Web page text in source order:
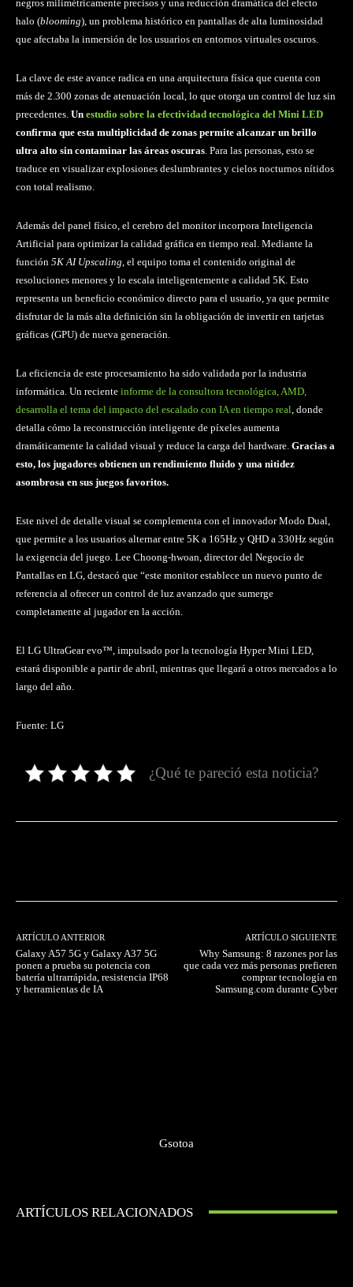
negros milimétricamente precisos y una reducción dramática del efecto
halo (blooming), un problema histórico en pantallas de alta luminosidad
que afectaba la inmersión de los usuarios en entornos virtuales oscuros.
La clave de este avance radica en una arquitectura física que cuenta con
más de 2.300 zonas de atenuación local, lo que otorga un control de luz sin
precedentes. Un estudio sobre la efectividad tecnológica del Mini LED
confirma que esta multiplicidad de zonas permite alcanzar un brillo
ultra alto sin contaminar las áreas oscuras . Para las personas, esto se
traduce en visualizar explosiones deslumbrantes y cielos nocturnos nítidos
con total realismo.
Además del panel físico, el cerebro del monitor incorpora Inteligencia
Artificial para optimizar la calidad gráfica en tiempo real. Mediante la
función 5K AI Upscaling , el equipo toma el contenido original de
resoluciones menores y lo escala inteligentemente a calidad 5K. Esto
representa un beneficio económico directo para el usuario, ya que permite
disfrutar de la más alta definición sin la obligación de invertir en tarjetas
gráficas (GPU) de nueva generación.
La eficiencia de este procesamiento ha sido validada por la industria
informática. Un reciente informe de la consultora tecnológica, AMD,
desarrolla el tema del impacto del escalado con IA en tiempo real , donde
detalla cómo la reconstrucción inteligente de píxeles aumenta
dramáticamente la calidad visual y reduce la carga del hardware. Gracias a
esto, los jugadores obtienen un rendimiento fluido y una nitidez
asombrosa en sus juegos favoritos.
Este nivel de detalle visual se complementa con el innovador Modo Dual,
que permite a los usuarios alternar entre 5K a 165Hz y QHD a 330Hz según
la exigencia del juego. Lee Choong-hwoan, director del Negocio de
Pantallas en LG, destacó que “este monitor establece un nuevo punto de
referencia al ofrecer un control de luz avanzado que sumerge
completamente al jugador en la acción.
El LG UltraGear evo™, impulsado por la tecnología Hyper Mini LED,
estará disponible a partir de abril, mientras que llegará a otros mercados a lo
largo del año.
Fuente: LG
¿Qué te pareció esta noticia?
ARTÍCULO ANTERIOR
Galaxy A57 5G y Galaxy A37 5G
ponen a prueba su potencia con
batería ultrarrápida, resistencia IP68
y herramientas de IA
ARTÍCULO SIGUIENTE
Why Samsung: 8 razones por las
que cada vez más personas prefieren
comprar tecnología en
Samsung.com durante Cyber
Gsotoa
ARTÍCULOS RELACIONADOS